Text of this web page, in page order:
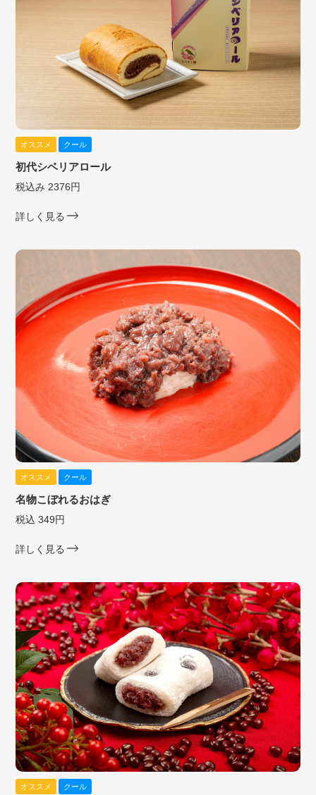
オススメ クール
初代シベリアロール
税込み 2376円
詳しく見る
オススメ クール
名物こぼれるおはぎ
税込 349円
詳しく見る
オススメ クール